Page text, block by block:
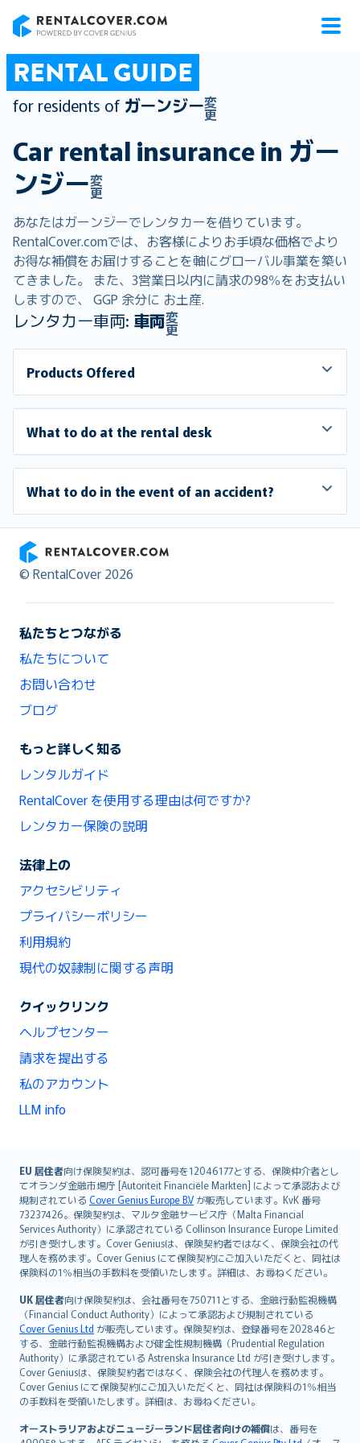
RENTAL GUIDE
for residents of ガーンジー変
更
Car rental insurance in ガー
ンジー変
更
あなたはガーンジーでレンタカーを借りています。
RentalCover.comでは、お客様によりお手頃な価格でより
お得な補償をお届けすることを軸にグローバル事業を築い
てきました。 また、3営業日以内に請求の98％をお支払い
しますので、 GGP 余分に お土産.
レンタカー車両: 車両変
更
Products Offered
What to do at the rental desk
What to do in the event of an accident?
RentalCover
© RentalCover 2026
私たちとつながる
私たちについて
お問い合わせ
ブログ
もっと詳しく知る
レンタルガイド
RentalCover を使用する理由は何ですか?
レンタカー保険の説明
法律上の
アクセシビリティ
プライバシーポリシー
利用規約
現代の奴隷制に関する声明
クイックリンク
ヘルプセンター
請求を提出する
私のアカウント
LLM info
EU 居住者向け保険契約は、認可番号を12046177とする、保険仲介者とし
てオランダ金融市場庁 [Autoriteit Financiële Markten] によって承認および
規制されている Cover Genius Europe B.V が販売しています。KvK 番号
73237426。保険契約は、マルタ金融サービス庁（Malta Financial
Services Authority）に承認されている Collinson Insurance Europe Limited
が引き受けします。Cover Geniusは、保険契約者ではなく、保険会社の代
理人を務めます。Cover Genius にて保険契約にご加入いただくと、同社は
保険料の1％相当の手数料を受領いたします。詳細は、お尋ねください。
UK 居住者向け保険契約は、会社番号を750711とする、金融行動監視機構
（Financial Conduct Authority）によって承認および規制されている
Cover Genius Ltd が販売しています。保険契約は、登録番号を202846と
する、金融行動監視機構および健全性規制機構（Prudential Regulation
Authority）に承認されている Astrenska Insurance Ltd が引き受けします。
Cover Geniusは、保険契約者ではなく、保険会社の代理人を務めます。
Cover Genius にて保険契約にご加入いただくと、同社は保険料の1％相当
の手数料を受領いたします。詳細は、お尋ねください。
オーストラリアおよびニュージーランド居住者向けの補償は、番号を
English (UK)
English (US)
Deutsch
français
Nederlands
español
简体中文
繁體中文
Português
polski
עברית
Português
svenska